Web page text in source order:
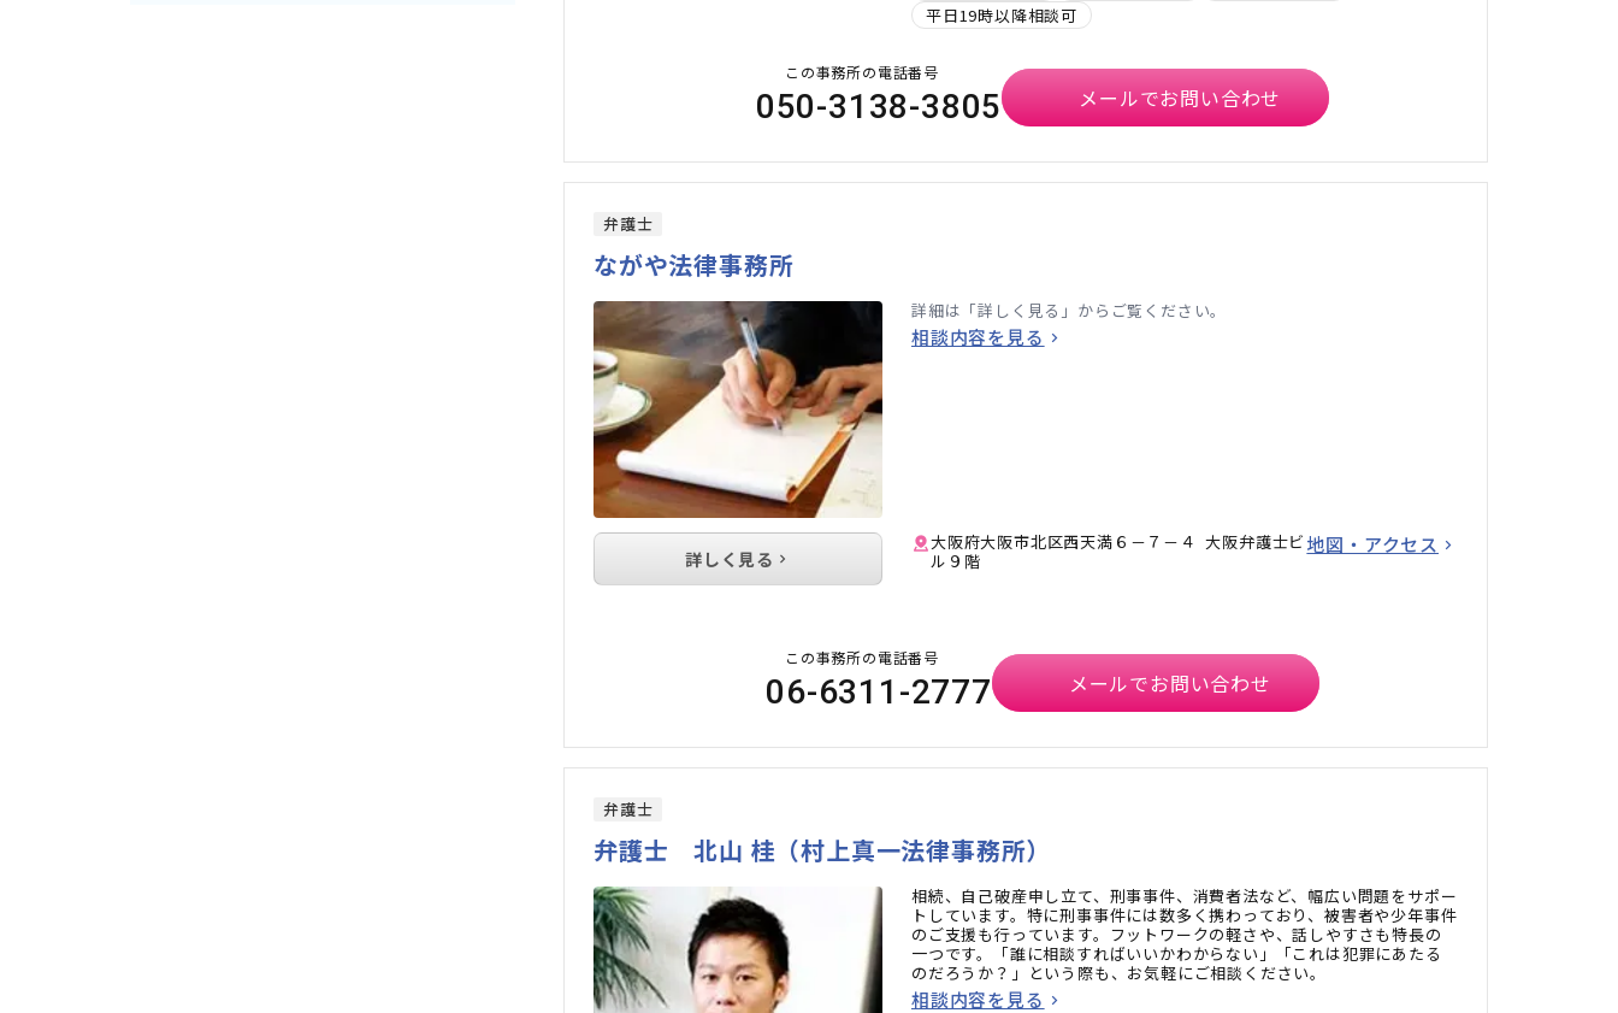
平日19時以降相談可
この事務所の電話番号
050-3138-3805 メールでお問い合わせ
弁護士
ながや法律事務所
詳細は「詳しく見る」からご覧ください。
相談内容を見る
大阪府大阪市北区西天満６－７－４ 大阪弁護士ビ
ル９階
地図・アクセス
詳しく見る
この事務所の電話番号
06-6311-2777 メールでお問い合わせ
弁護士
弁護士 北山 桂（村上真一法律事務所）
相続、自己破産申し立て、刑事事件、消費者法など、幅広い問題をサポー
トしています。特に刑事事件には数多く携わっており、被害者や少年事件
のご支援も行っています。フットワークの軽さや、話しやすさも特長の
一つです。「誰に相談すればいいかわからない」「これは犯罪にあたる
のだろうか？」という際も、お気軽にご相談ください。
相談内容を見る